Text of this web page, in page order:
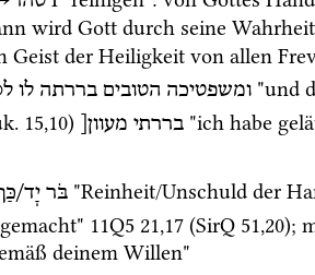
wird Gott durch seine
Geist der Heiligkeit von allen
ומשפטיכה הטובים בררתה לו "und
15,10) בררתי מעוון[ "ich habe
בֹּר יָד/ "Reinheit/Unschuld der
11Q5 21,17 (SirQ 51,20);
deinem Willen"